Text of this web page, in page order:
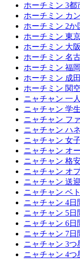
ホーチミン 3都
ホーチミン カ
ホーチミン 2か
ホーチミン 東
ホーチミン 大
ホーチミン 名
ホーチミン 福
ホーチミン 成
ホーチミン 関
ニャチャン 一
ニャチャン 学
ニャチャン フ
ニャチャン ハ
ニャチャン 女
ニャチャン オ
ニャチャン 格
ニャチャン オ
ニャチャン 送
ニャチャン ベ
ニャチャン 4日
ニャチャン 5日
ニャチャン 6日
ニャチャン 7日
ニャチャン 3つ
ニャチャン 4つ